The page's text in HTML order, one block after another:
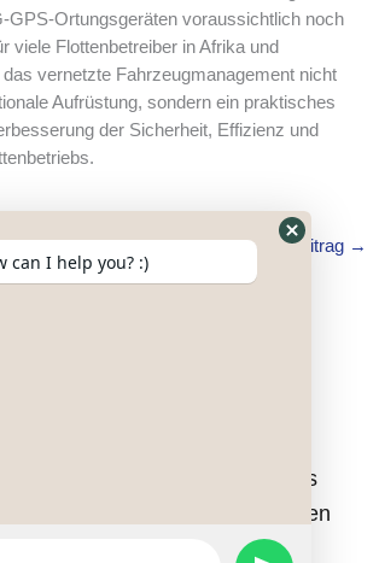
GPS-Ortungsgeräten voraussichtlich noch
viele Flottenbetreiber in Afrika und
vernetzte Fahrzeugmanagement nicht
Aufrüstung, sondern ein praktisches
der Sicherheit, Effizienz und
Nächster Beitrag →
haben, zögern Sie nicht, uns
Unsere Mitarbeiter helfen Ihnen
Anfrage.
Hide
can I help you? :)